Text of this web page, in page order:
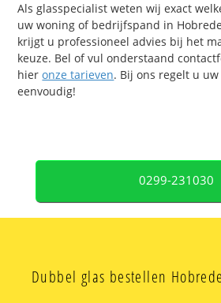
Als glasspecialist weten wij exact
uw woning of bedrijfspand in
krijgt u professioneel advies bij het
keuze. Bel of vul onderstaand
hieronze tarieven. Bij ons regelt u
eenvoudig!
0299-231030
Dubbel glas bestellen